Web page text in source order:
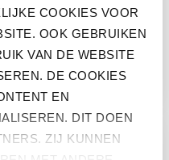
COOKIES VOOR
OOK GEBRUIKEN
VAN DE WEBSITE
DE COOKIES
EN
DIT DOEN
ZIJ KUNNEN
APP
APP ‘MIJN PENSIOEN’”